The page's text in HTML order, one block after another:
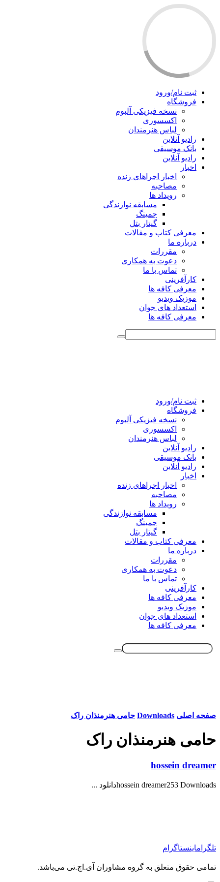
ثبت نام/ورود
فروشگاه
نسخه فیزیکی آلبوم
اکسسوری
لباس هنرمندان
رادیو آنلاین
بانک موسیقی
رادیو آنلاین
اخبار
اخبار اجراهای زنده
مصاحبه
رویداد ها
مسابقه نوازندگی
جمینگ
گیتار بتل
معرفی کتاب و مقالات
درباره ما
مقررات
دعوت به همکاری
تماس با ما
کارآفرینی
معرفی کافه ها
موزیک ویدیو
استعداد های جوان
معرفی کافه ها
ثبت نام/ورود
فروشگاه
نسخه فیزیکی آلبوم
اکسسوری
لباس هنرمندان
رادیو آنلاین
بانک موسیقی
رادیو آنلاین
اخبار
اخبار اجراهای زنده
مصاحبه
رویداد ها
مسابقه نوازندگی
جمینگ
گیتار بتل
معرفی کتاب و مقالات
درباره ما
مقررات
دعوت به همکاری
تماس با ما
کارآفرینی
معرفی کافه ها
موزیک ویدیو
استعداد های جوان
معرفی کافه ها
صفحه اصلی Downloads حامی هنرمنذان راک
حامی هنرمنذان راک
hossein dreamer
hossein dreamer253 Downloadsدانلود ...
تلگراماینستاگرام
تمامی حقوق متعلق به گروه مشاوران آی.اچ.تی می‌باشد.